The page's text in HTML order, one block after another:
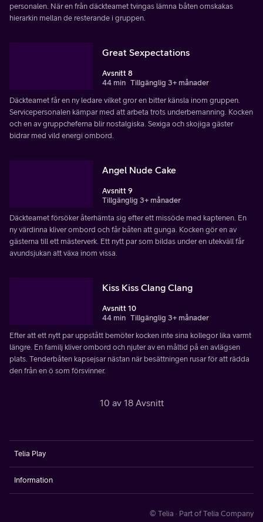
personalen. När en från däckteamet tvingas lämna båten omskakas
hierarkin mellan de resterande i gruppen.
Great Sexpectations
Avsnitt 8
44 min Tillgänglig 3+ månader
Däckteamet får en ny ledare vilket gror en bitter känsla inom gruppen.
Servicepersonalen kämpar med att arbeta trots underbemanning. Kocken
och en av gruppcheferna blir nostalgiska. Sexiga och skojiga gäster
bidrar med vild energi ombord.
Angel Nude Cake
Avsnitt 9
Tillgänglig 3+ månader
Däckteamet försöker återhämta sig efter ett missöde med kaptenen. En
ny värdinna kliver ombord och får båten att gunga. Kocken gör en av
gästerna till ett mästerverk. Ett nytt par som bildas under en utekväll får
avundsjukan att växa inom vissa.
Kiss Kiss Clang Clang
Avsnitt 10
44 min Tillgänglig 3+ månader
Efter att ett nytt par uppstått bemöter kocken inte sina kollegor lika varmt
längre. En familj kliver ombord och njuter av en måltid på en avlägsen
plats. Tenderbåten kapsejsar nästan när besättningen rusar för att rädda
den från en ö som försvinner.
10 av 18 Avsnitt
Telia Play
Information
© Telia · Part of Telia Company